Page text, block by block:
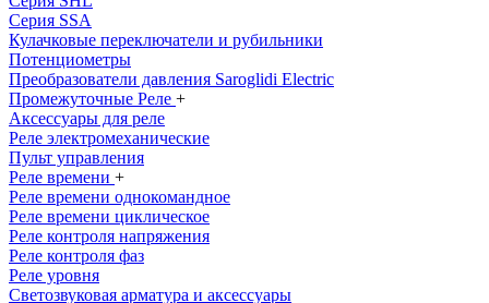
Серия SSA
Кулачковые переключатели и рубильники
Потенциометры
Преобразователи давления Saroglidi Electric
Промежуточные Реле +
Аксессуары для реле
Реле электромеханические
Пульт управления
Реле времени +
Реле времени однокомандное
Реле времени циклическое
Реле контроля напряжения
Реле контроля фаз
Реле уровня
Светозвуковая арматура и аксессуары